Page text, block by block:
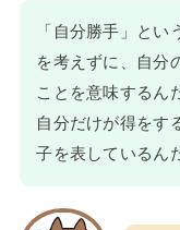
「自分勝手」とい
を考えずに、自分
ことを意味するん
自分だけが得をす
子を表しているん